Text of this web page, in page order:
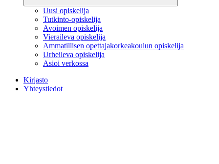
Uusi opiskelija
Tutkinto-opiskelija
Avoimen opiskelija
Vieraileva opiskelija
Ammatillisen opettajakorkeakoulun opiskelija
Urheileva opiskelija
Asioi verkossa
Kirjasto
Yhteystiedot